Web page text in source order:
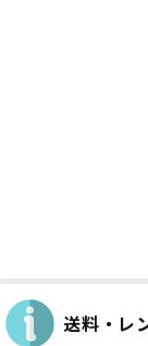
送料・レ